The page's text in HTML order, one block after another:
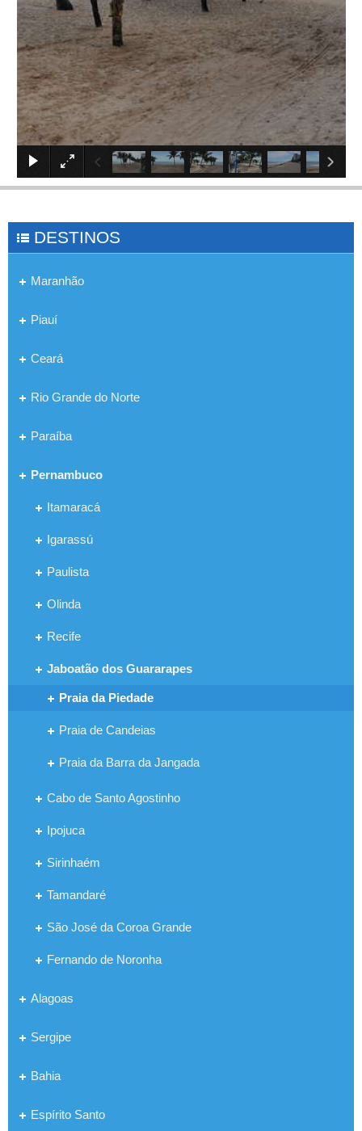
×
DESTINOS
Maranhão
Piauí
Ceará
Rio Grande do Norte
Paraíba
Pernambuco
Itamaracá
Igarassú
Paulista
Olinda
Recife
Jaboatão dos Guararapes
Praia da Piedade
Praia de Candeias
Praia da Barra da Jangada
Cabo de Santo Agostinho
Ipojuca
Sirinhaém
Tamandaré
São José da Coroa Grande
Fernando de Noronha
Alagoas
Sergipe
Bahia
Espírito Santo